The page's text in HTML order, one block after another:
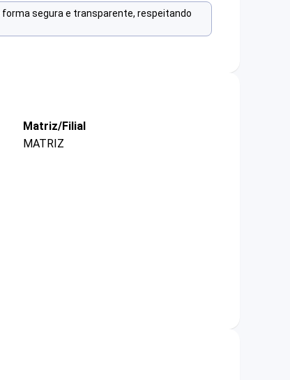
segura e transparente, respeitando
Matriz/Filial
MATRIZ